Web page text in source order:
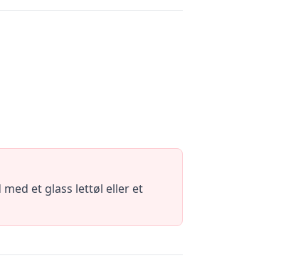
et glass lettøl eller et